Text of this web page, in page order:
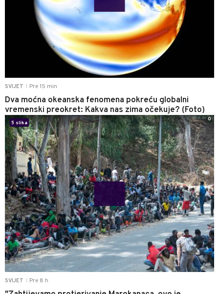
SVIJET Pre 15 min
Dva moćna okeanska fenomena pokreću globalni
vremenski preokret: Kakva nas zima očekuje? (Foto)
SVIJET Pre 8 h
5 slika
0